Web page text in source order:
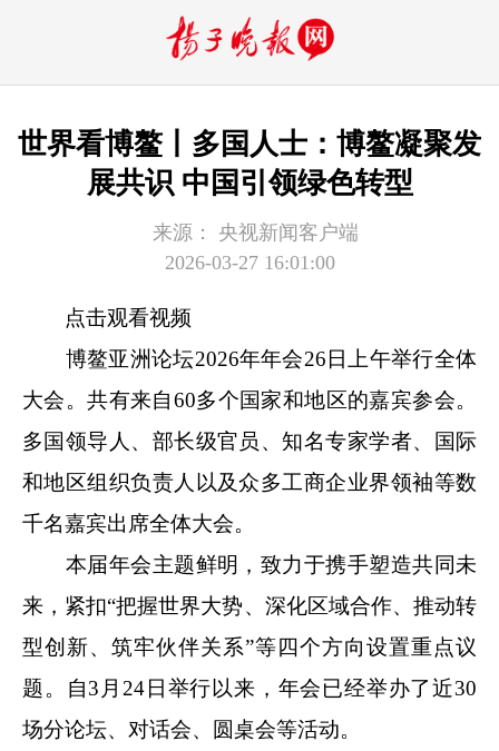
世界看博鳌丨多国人士：博鳌凝聚发
展共识 中国引领绿色转型
来源：
央视新闻客户端
2026-03-27 16:01:00
点击观看视频
博鳌亚洲论坛2026年年会26日上午举行全体
大会。共有来自60多个国家和地区的嘉宾参会。
多国领导人、部长级官员、知名专家学者、国际
和地区组织负责人以及众多工商企业界领袖等数
千名嘉宾出席全体大会。
本届年会主题鲜明，致力于携手塑造共同未
来，紧扣“把握世界大势、深化区域合作、推动转
型创新、筑牢伙伴关系”等四个方向设置重点议
题。自3月24日举行以来，年会已经举办了近30
场分论坛、对话会、圆桌会等活动。